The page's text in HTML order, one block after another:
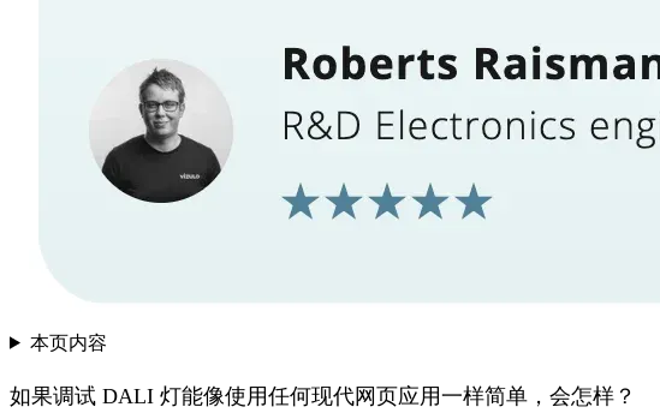
本页内容
如果调试 DALI 灯能像使用任何现代网页应用一样简单，会怎样？